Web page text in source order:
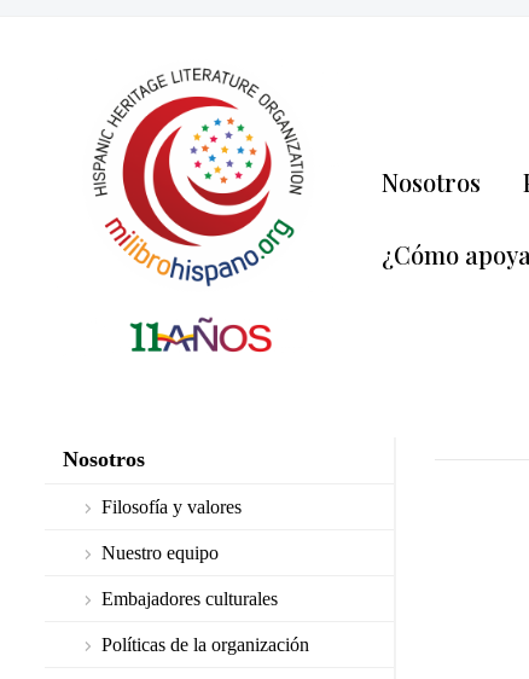
Nosotros
¿Cómo
Nosotros
Filosofía y valores
Nuestro equipo
Embajadores culturales
Políticas de la organización